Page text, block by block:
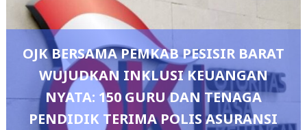
BARAT
TENAGA
ASURANSI
Pedang Pora Sambut
Sianipar, Babak Baru